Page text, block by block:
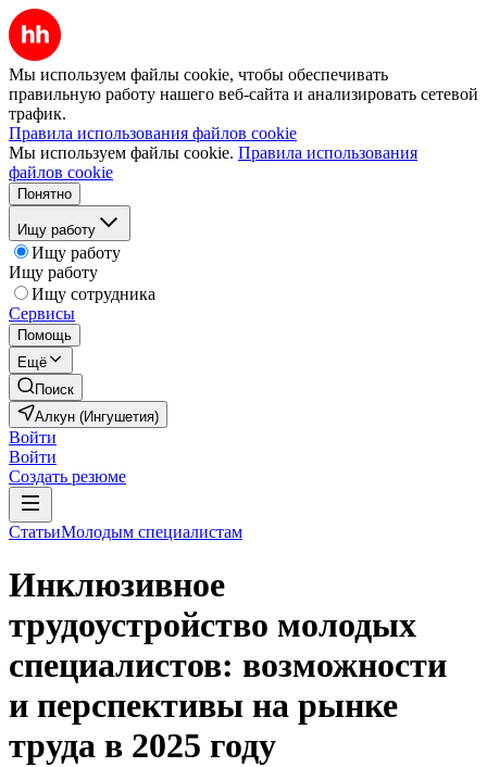
Мы используем файлы cookie, чтобы обеспечивать
правильную работу нашего веб-сайта и анализировать сетевой
трафик.
Правила использования файлов cookie
Мы используем файлы cookie. Правила использования
файлов cookie
Понятно
Ищу работу
Ищу работу
Ищу работу
Ищу сотрудника
Сервисы
Помощь
Ещё
Поиск
Алкун (Ингушетия)
Войти
Войти
Создать резюме
СтатьиМолодым специалистам
Инклюзивное
трудоустройство молодых
специалистов: возможности
и перспективы на рынке
труда в 2025 году